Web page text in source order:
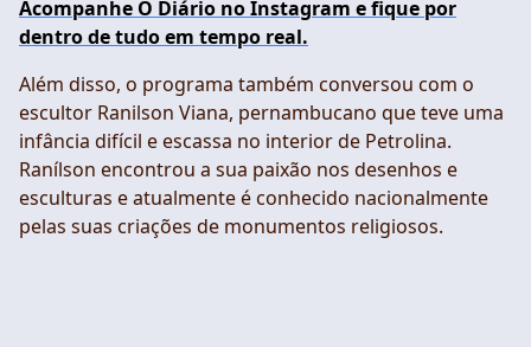
Acompanhe O Diário no Instagram e fique por
dentro de tudo em tempo real.
Além disso, o programa também conversou com o
escultor Ranilson Viana, pernambucano que teve uma
infância difícil e escassa no interior de Petrolina.
Ranílson encontrou a sua paixão nos desenhos e
esculturas e atualmente é conhecido nacionalmente
pelas suas criações de monumentos religiosos.